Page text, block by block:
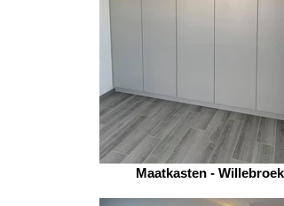
Maatkasten - Willebroek